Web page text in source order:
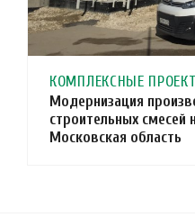
КОМПЛЕКСНЫЕ
Модернизация
строительных смесей
Московская область